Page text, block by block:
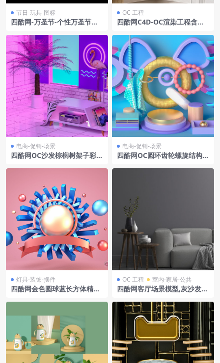
节日-玩具-图标
四酷网-万圣节-个性万圣节骷
OC 工程
四酷网C4D-OC渲染工程含淋
断木质边桌绿植摆件卫浴瓶罐
白色柜体
电商-促销-场景
四酷网OC沙发棕榈树架子彩色
电商-促销-场景
四酷网OC圆环齿轮螺旋结构潮
灯具-装饰-摆件
四酷网金色圆球蓝长方体精致
OC 工程 室内-家居-公共
四酷网客厅场景模型,灰沙发配